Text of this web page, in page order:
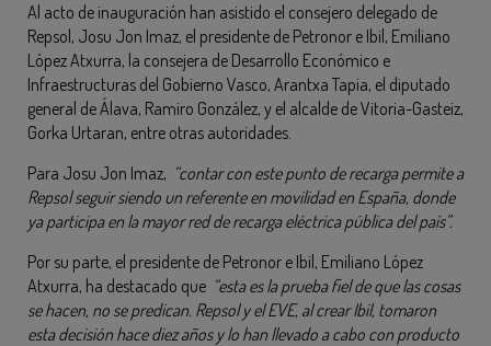
Al acto de inauguración han asistido el consejero delegado de
Repsol, Josu Jon Imaz, el presidente de Petronor e Ibil, Emiliano
López Atxurra, la consejera de Desarrollo Económico e
Infraestructuras del Gobierno Vasco, Arantxa Tapia, el diputado
general de Álava, Ramiro González, y el alcalde de Vitoria-Gasteiz,
Gorka Urtaran, entre otras autoridades.
Para Josu Jon Imaz, “contar con este punto de recarga permite a
Repsol seguir siendo un referente en movilidad en España, donde
ya participa en la mayor red de recarga eléctrica pública del país”.
Por su parte, el presidente de Petronor e Ibil, Emiliano López
Atxurra, ha destacado que “esta es la prueba fiel de que las cosas
se hacen, no se predican. Repsol y el EVE, al crear Ibil, tomaron
esta decisión hace diez años y lo han llevado a cabo con producto